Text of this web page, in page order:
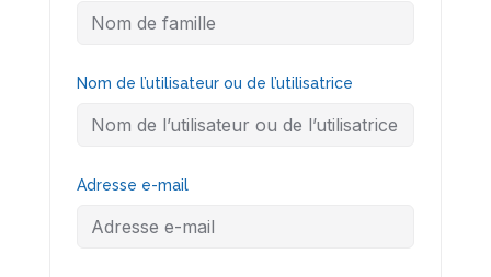
Nom de l’utilisateur ou de l’utilisatrice
Adresse e-mail